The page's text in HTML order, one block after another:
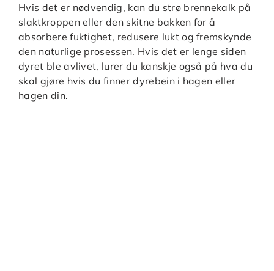
Hvis det er nødvendig, kan du strø brennekalk på
slaktkroppen eller den skitne bakken for å
absorbere fuktighet, redusere lukt og fremskynde
den naturlige prosessen. Hvis det er lenge siden
dyret ble avlivet, lurer du kanskje også på hva du
skal gjøre hvis du finner dyrebein i hagen eller
hagen din.